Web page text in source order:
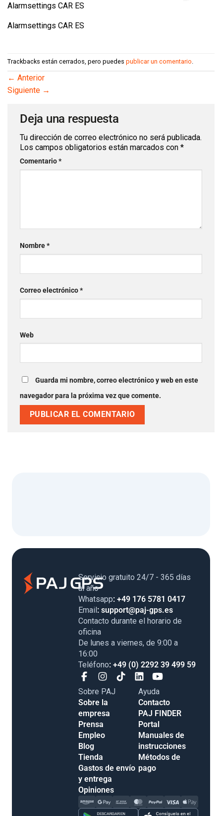
Alarmsettings CAR ES
Alarmsettings CAR ES
Trackbacks están cerrados, pero puedes publicar un comentario.
← Anterior
Siguiente →
Deja una respuesta
Tu dirección de correo electrónico no será publicada.
Los campos obligatorios están marcados con *
Comentario*
Nombre*
Correo electrónico*
Web
Guarda mi nombre, correo electrónico y web en este
navegador para la próxima vez que comente.
Servicio gratuito 24/7 - 365 días
al año
Whatsapp: +49 176 5781 0417
Email: support@paj-gps.es
Contacto durante el horario de
oficina
De lunes a viernes, de 9:00 a
16:00
Teléfono: +49 (0) 2292 39 499 59
Sobre PAJ
Sobre la
empresa
Prensa
Empleo
Blog
Tienda
Gastos de envío
y entrega
Opiniones
Ayuda
Contacto
PAJ FINDER
Portal
Manuales de
instrucciones
Métodos de
pago